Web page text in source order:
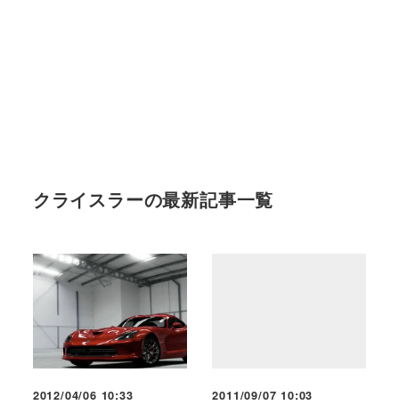
クライスラーの最新記事一覧
2012/04/06 10:33 2011/09/07 10:03